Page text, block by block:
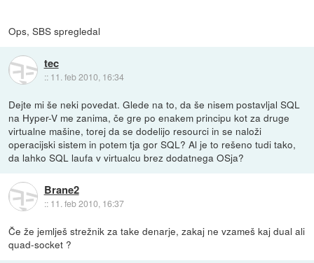
Ops, SBS spregledal
tec
:: 11. feb 2010, 16:34
Dejte mi še neki povedat. Glede na to, da še nisem postavljal SQL
na Hyper-V me zanima, če gre po enakem principu kot za druge
virtualne mašine, torej da se dodelijo resourci in se naloži
operacijski sistem in potem tja gor SQL? Al je to rešeno tudi tako,
da lahko SQL laufa v virtualcu brez dodatnega OSja?
Brane2
:: 11. feb 2010, 16:37
Če že jemlješ strežnik za take denarje, zakaj ne vzameš kaj dual ali
quad-socket ?